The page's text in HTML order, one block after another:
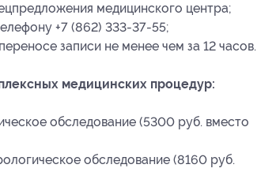
медицинского центра;
+7 (862) 333-37-55;
записи не менее чем за 12 часов.
медицинских процедур:
обследование (5300 руб. вместо
обследование (8160 руб.